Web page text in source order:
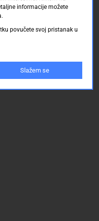
KM
informacije možete
povučete svoj pristanak u
Slažem se